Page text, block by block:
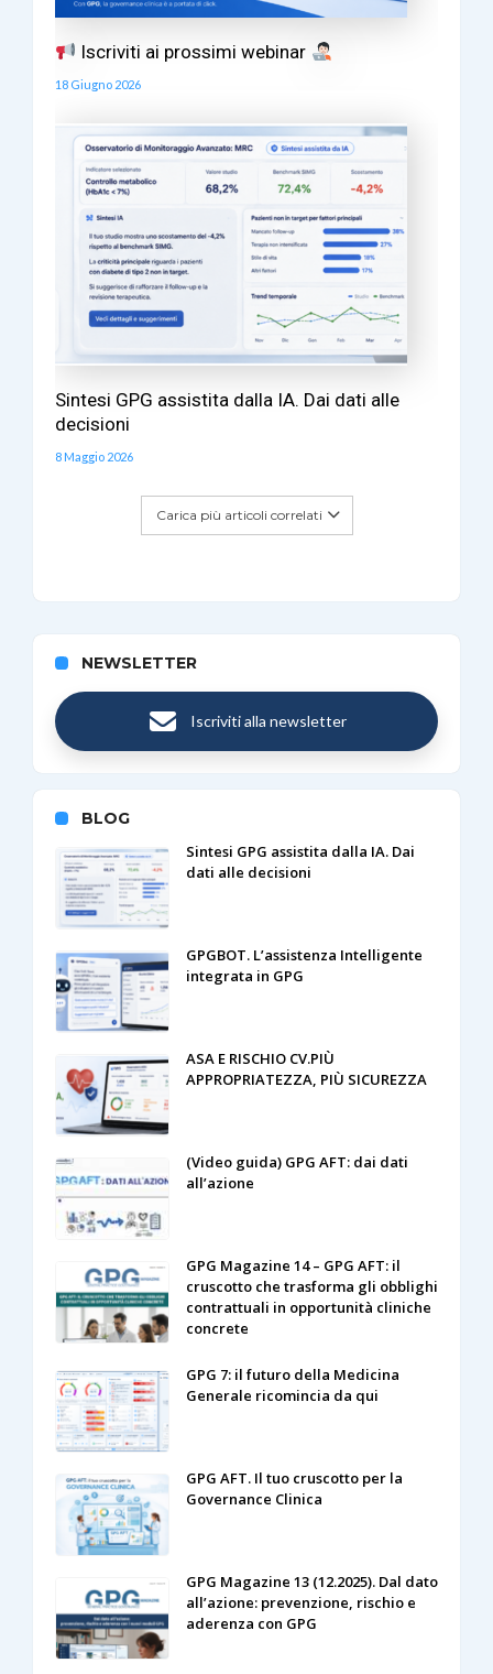
Iscriviti ai prossimi webinar
18 Giugno 2026
Sintesi GPG assistita dalla IA. Dai dati alle
decisioni
8 Maggio 2026
Carica più articoli correlati
NEWSLETTER
Iscriviti alla newsletter
BLOG
Sintesi GPG assistita dalla IA. Dai
dati alle decisioni
GPGBOT. L’assistenza Intelligente
integrata in GPG
ASA E RISCHIO CV.PIÙ
APPROPRIATEZZA, PIÙ SICUREZZA
(Video guida) GPG AFT: dai dati
all’azione
GPG Magazine 14 – GPG AFT: il
cruscotto che trasforma gli obblighi
contrattuali in opportunità cliniche
concrete
GPG 7: il futuro della Medicina
Generale ricomincia da qui
GPG AFT. Il tuo cruscotto per la
Governance Clinica
GPG Magazine 13 (12.2025). Dal dato
all’azione: prevenzione, rischio e
aderenza con GPG